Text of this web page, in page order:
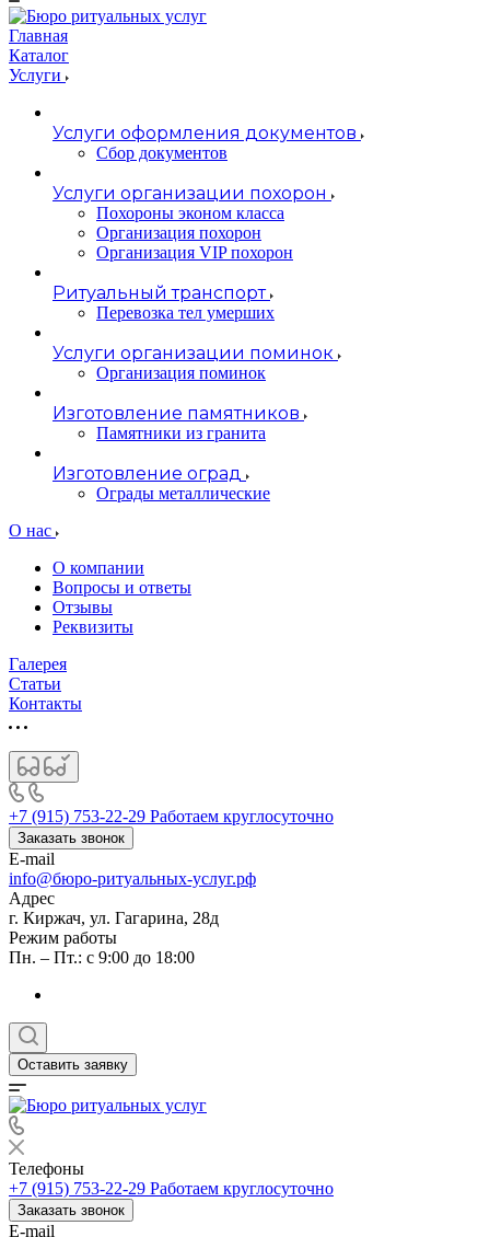
Главная
Каталог
Услуги
Услуги оформления документов
Сбор документов
Услуги организации похорон
Похороны эконом класса
Организация похорон
Организация VIP похорон
Ритуальный транспорт
Перевозка тел умерших
Услуги организации поминок
Организация поминок
Изготовление памятников
Памятники из гранита
Изготовление оград
Ограды металлические
О нас
О компании
Вопросы и ответы
Отзывы
Реквизиты
Галерея
Статьи
Контакты
+7 (915) 753-22-29 Работаем круглосуточно
Заказать звонок
E-mail
info@бюро-ритуальных-услуг.рф
Адрес
г. Киржач, ул. Гагарина, 28д
Режим работы
Пн. – Пт.: с 9:00 до 18:00
Оставить заявку
Телефоны
+7 (915) 753-22-29 Работаем круглосуточно
Заказать звонок
E-mail